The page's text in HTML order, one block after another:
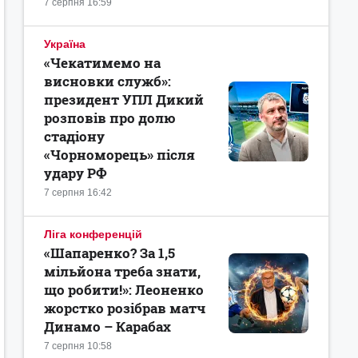
7 серпня 16:59
Україна
7 серпня 16:42
«Чекатимемо на
висновки служб»:
президент УПЛ Дикий
розповів про долю
стадіону
«Чорноморець» після
удару РФ
Ліга конференцій
7 серпня 10:58
«Шапаренко? За 1,5
мільйона треба знати,
що робити!»: Леоненко
жорстко розібрав матч
Динамо – Карабах